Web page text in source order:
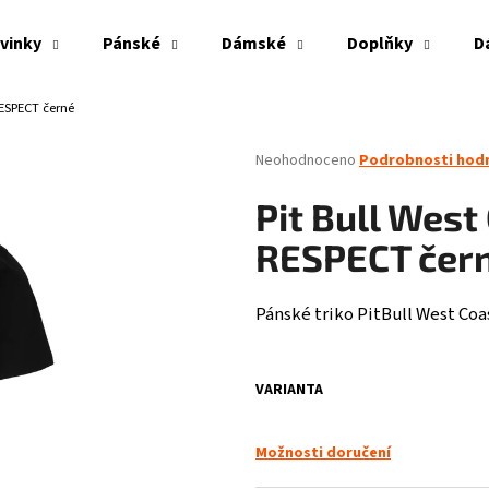
Pánské Dámské Doplňky
černé
Průměrné
produktu
je
0,0
z
hvězdiček.
Neohodnoceno Podrobnosti
Pit Bull West
RESPECT
Pánské triko PitBull West
VARIANTA
Možnosti doručení
Co potřebujete najít?
HLEDAT